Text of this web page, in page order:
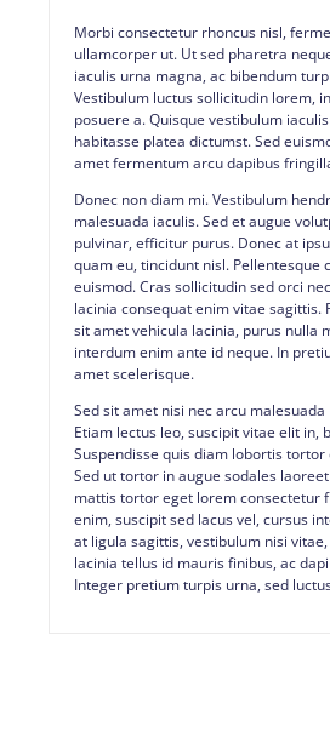
Morbi consectetur rhoncus nisl,
ullamcorper ut. Ut sed pharetra
iaculis urna magna, ac bibendum
Vestibulum luctus sollicitudin lorem,
posuere a. Quisque vestibulum
habitasse platea dictumst. Sed
amet fermentum arcu dapibus
Donec non diam mi. Vestibulum
malesuada iaculis. Sed et augue
pulvinar, efficitur purus. Donec at
quam eu, tincidunt nisl. Pellentesque
euismod. Cras sollicitudin sed orci
lacinia consequat enim vitae sagittis.
sit amet vehicula lacinia, purus nulla
interdum enim ante id neque. In
amet scelerisque.
Sed sit amet nisi nec arcu
Etiam lectus leo, suscipit vitae elit in,
Suspendisse quis diam lobortis
Sed ut tortor in augue sodales
mattis tortor eget lorem consectetur
enim, suscipit sed lacus vel, cursus
at ligula sagittis, vestibulum nisi
lacinia tellus id mauris finibus, ac
Integer pretium turpis urna, sed